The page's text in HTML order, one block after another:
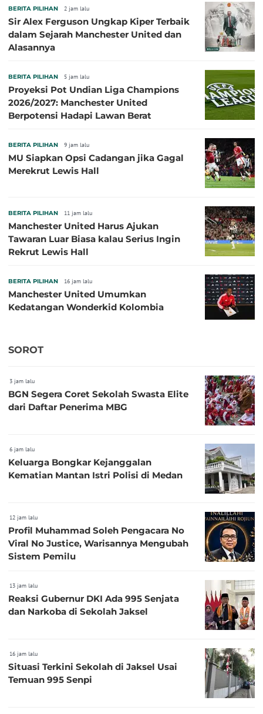
BERITA PILIHAN 2 jam lalu
Sir Alex Ferguson Ungkap Kiper Terbaik
dalam Sejarah Manchester United dan
Alasannya
BERITA PILIHAN 5 jam lalu
Proyeksi Pot Undian Liga Champions
2026/2027: Manchester United
Berpotensi Hadapi Lawan Berat
BERITA PILIHAN 9 jam lalu
MU Siapkan Opsi Cadangan jika Gagal
Merekrut Lewis Hall
BERITA PILIHAN 11 jam lalu
Manchester United Harus Ajukan
Tawaran Luar Biasa kalau Serius Ingin
Rekrut Lewis Hall
BERITA PILIHAN 16 jam lalu
Manchester United Umumkan
Kedatangan Wonderkid Kolombia
SOROT
3 jam lalu
BGN Segera Coret Sekolah Swasta Elite
dari Daftar Penerima MBG
6 jam lalu
Keluarga Bongkar Kejanggalan
Kematian Mantan Istri Polisi di Medan
12 jam lalu
Profil Muhammad Soleh Pengacara No
Viral No Justice, Warisannya Mengubah
Sistem Pemilu
13 jam lalu
Reaksi Gubernur DKI Ada 995 Senjata
dan Narkoba di Sekolah Jaksel
16 jam lalu
Situasi Terkini Sekolah di Jaksel Usai
Temuan 995 Senpi